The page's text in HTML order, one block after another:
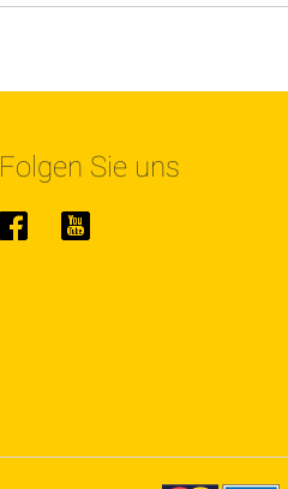
Folgen Sie uns